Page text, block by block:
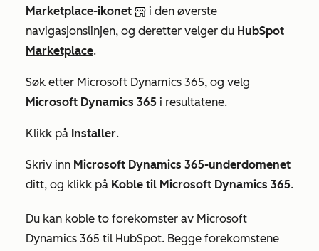
Marketplace-ikonet
i den øverste
navigasjonslinjen, og deretter velger du HubSpot
Marketplace.
Søk etter Microsoft Dynamics 365, og velg
Microsoft Dynamics 365 i resultatene.
Klikk på Installer.
Skriv inn Microsoft Dynamics 365-underdomenet
ditt, og klikk på Koble til Microsoft Dynamics 365.
Du kan koble to forekomster av Microsoft
Dynamics 365 til HubSpot. Begge forekomstene